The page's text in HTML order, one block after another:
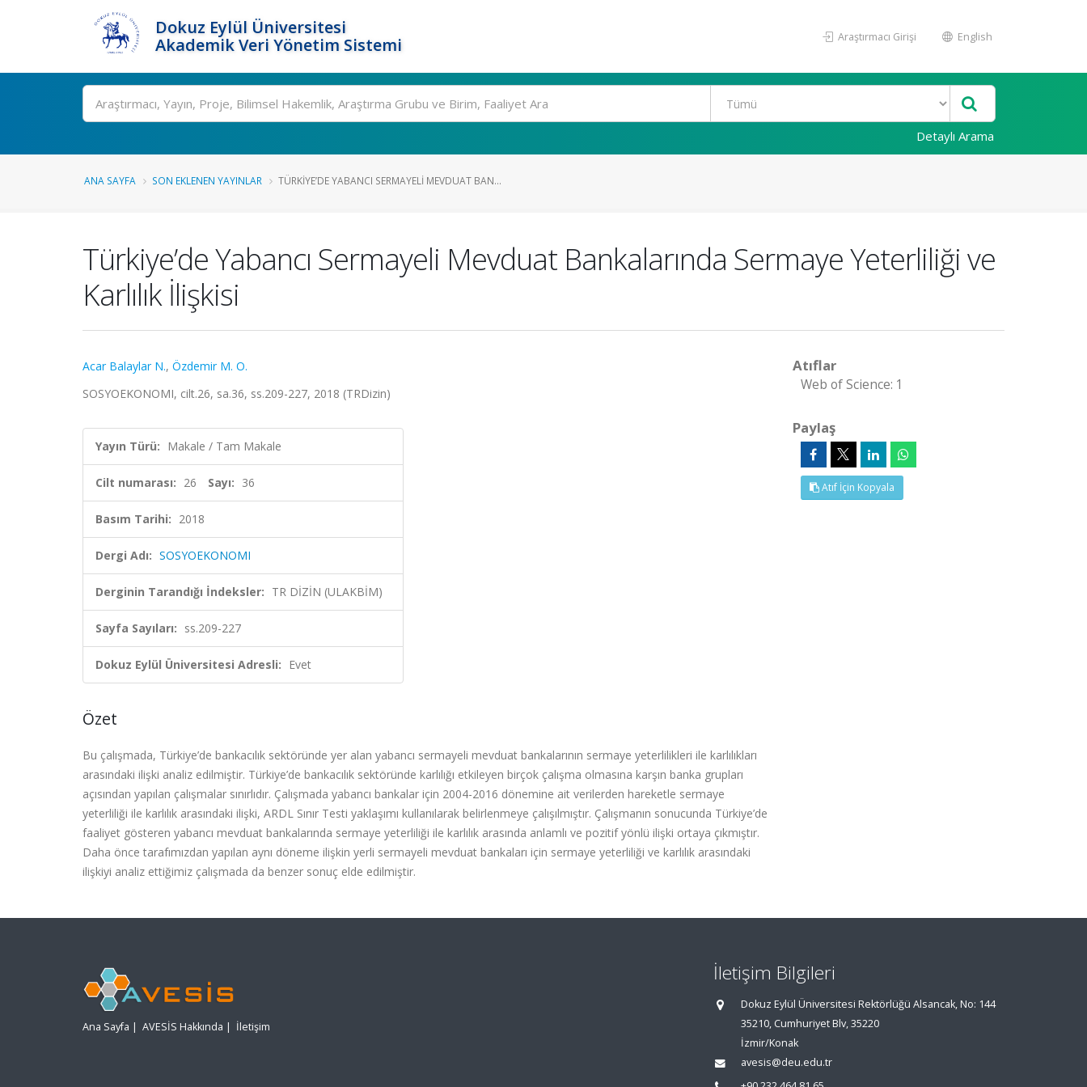
Dokuz Eylül Üniversitesi
Akademik Veri Yönetim Sistemi
Araştırmacı Girişi English
Ara
Detaylı Arama
ANA SAYFA SON EKLENEN YAYINLAR TÜRKIYE’DE YABANCI SERMAYELI MEVDUAT BAN...
Türkiye’de Yabancı Sermayeli Mevduat Bankalarında Sermaye Yeterliliği ve
Karlılık İlişkisi
Acar Balaylar N., Özdemir M. O.
SOSYOEKONOMI, cilt.26, sa.36, ss.209-227, 2018 (TRDizin)
Yayın Türü: Makale / Tam Makale
Cilt numarası: 26 Sayı: 36
Basım Tarihi: 2018
Dergi Adı: SOSYOEKONOMI
Derginin Tarandığı İndeksler: TR DİZİN (ULAKBİM)
Sayfa Sayıları: ss.209-227
Dokuz Eylül Üniversitesi Adresli: Evet
Özet
Bu çalışmada, Türkiye’de bankacılık sektöründe yer alan yabancı sermayeli mevduat bankalarının sermaye yeterlilikleri ile karlılıkları
arasındaki ilişki analiz edilmiştir. Türkiye’de bankacılık sektöründe karlılığı etkileyen birçok çalışma olmasına karşın banka grupları
açısından yapılan çalışmalar sınırlıdır. Çalışmada yabancı bankalar için 2004-2016 dönemine ait verilerden hareketle sermaye
yeterliliği ile karlılık arasındaki ilişki, ARDL Sınır Testi yaklaşımı kullanılarak belirlenmeye çalışılmıştır. Çalışmanın sonucunda Türkiye’de
faaliyet gösteren yabancı mevduat bankalarında sermaye yeterliliği ile karlılık arasında anlamlı ve pozitif yönlü ilişki ortaya çıkmıştır.
Daha önce tarafımızdan yapılan aynı döneme ilişkin yerli sermayeli mevduat bankaları için sermaye yeterliliği ve karlılık arasındaki
ilişkiyi analiz ettiğimiz çalışmada da benzer sonuç elde edilmiştir.
Atıflar
Web of Science: 1
Paylaş
Atıf İçin Kopyala
Ana Sayfa | AVESİS Hakkında | İletişim
İletişim Bilgileri
Dokuz Eylül Üniversitesi Rektörlüğü Alsancak, No: 144
35210, Cumhuriyet Blv, 35220
İzmir/Konak
avesis@deu.edu.tr